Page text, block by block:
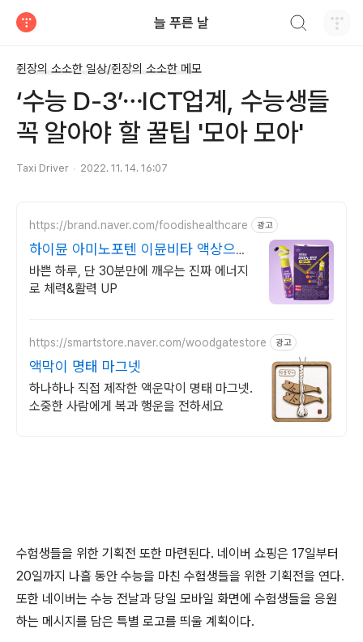
늘 푸른 날
쥔장의 소소한 일상/쥔장의 소소한 메모
‘수능 D-3’⋯ICT업계, 수능생들
꼭 알아야 할 꿀팁 '모아 모아'
Taxi Driver 2022. 11. 14. 16:07
https://brand.naver.com/foodishealthcare 광고
하이뮨 아미노포텐 이뮨비타 액상으로
30분만에 빠른흡수
바쁜 하루, 단 30분만에 깨우는 진짜 에너지
로 체력&활력 UP
https://smartstore.naver.com/woodgatestore 광고
액막이 명태 마그넷
하나하나 직접 제작한 액운막이 명태 마그넷.
소중한 사람에게 복과 행운을 전하세요
수험생들을 위한 기획전 또한 마련된다. 네이버 쇼핑은 17일부터
20일까지 나흘 동안 수능을 마친 수험생들을 위한 기획전을 연다.
또한 네이버는 수능 전날과 당일 모바일 화면에 수험생들을 응원
하는 메시지를 담은 특별 로고를 띄울 계획이다.